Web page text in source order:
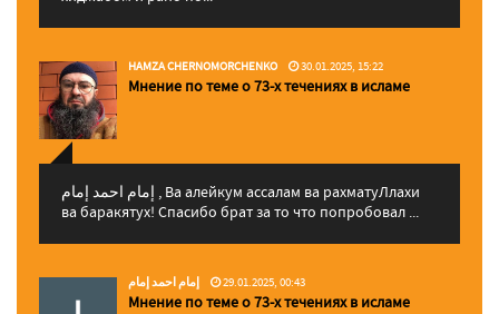
HAMZA CHERNOMORCHENKO 30.01.2025, 15:22
Мнение по теме о 73-х течениях в исламе
إمام احمد إمام , Ва алейкум ассалам ва рахматуЛлахи
ва баракятух! Спасибо брат за то что попробовал ...
إمام احمد إمام 29.01.2025, 00:43
Мнение по теме о 73-х течениях в исламе